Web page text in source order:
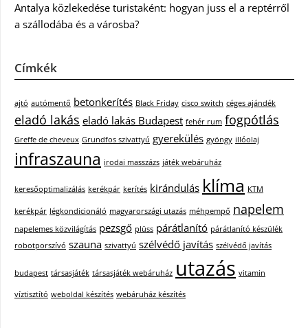
Antalya közlekedése turistaként: hogyan juss el a reptérről
a szállodába és a városba?
Címkék
ajtó autómentő betonkerítés Black Friday cisco switch céges ajándék
eladó lakás eladó lakás Budapest fehér rum fogpótlás
Greffe de cheveux Grundfos szivattyú gyerekülés gyöngy illóolaj
infraszauna irodai masszázs játék webáruház
keresőoptimalizálás kerékpár kerítés kirándulás klíma KTM
kerékpár légkondicionáló magyarországi utazás méhpempő napelem
napelemes közvilágítás pezsgő plüss párátlanító párátlanító készülék
robotporszívó szauna szivattyú szélvédő javítás szélvédő javítás
budapest társasjáték társasjáték webáruház utazás vitamin
víztisztító weboldal készítés webáruház készítés